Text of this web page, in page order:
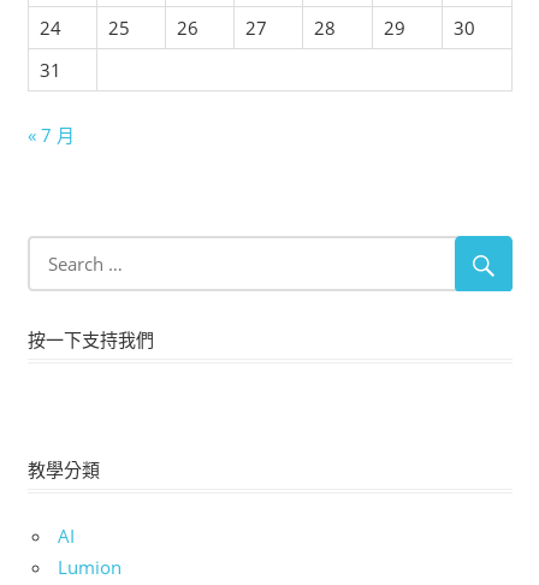
24
25 26 27 28 29
30
31
« 7 月
按一下支持我們
教學分類
AI
Lumion